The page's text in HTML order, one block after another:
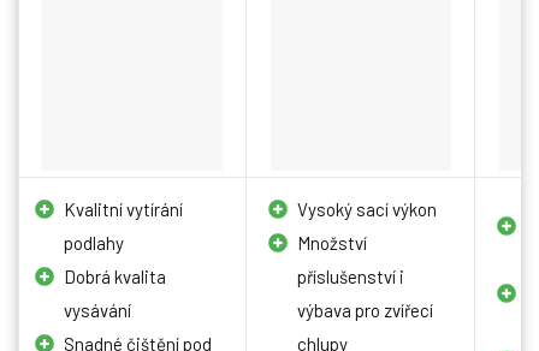
Kvalitní vytírání
podlahy
Dobrá kvalita
vysávání
Snadné čištění pod
Vysoký sací výkon
Množství
příslušenství i
výbava pro zvířecí
chlupy